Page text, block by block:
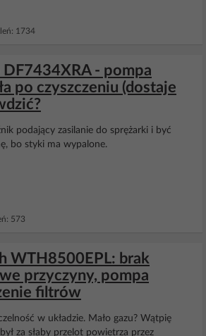
1734
DF7434XRA - pompa
po czyszczeniu (dostaje
podający zasilanie do sprężarki i być
bo styki ma wypalone.
573
WTH8500EPL: brak
przyczyny, pompa
filtrów
w układzie. Mało gazu? Wątpię
za słaby przelot powietrza przez